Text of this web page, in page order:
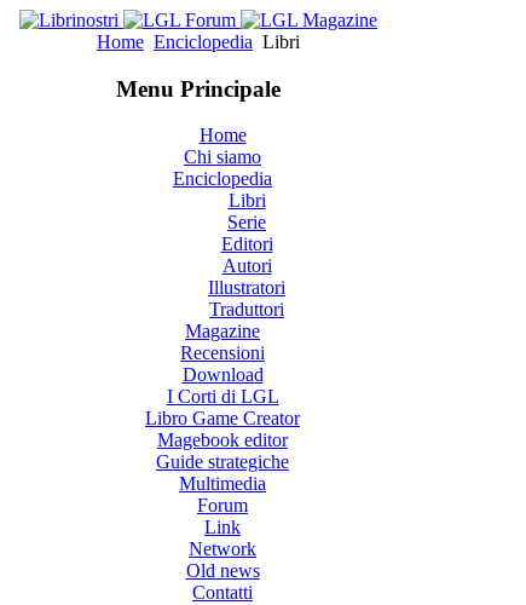
Home Enciclopedia Libri
Menu Principale
Home
Chi siamo
Enciclopedia
Libri
Serie
Editori
Autori
Illustratori
Traduttori
Magazine
Recensioni
Download
I Corti di LGL
Libro Game Creator
Magebook editor
Guide strategiche
Multimedia
Forum
Link
Network
Old news
Contatti